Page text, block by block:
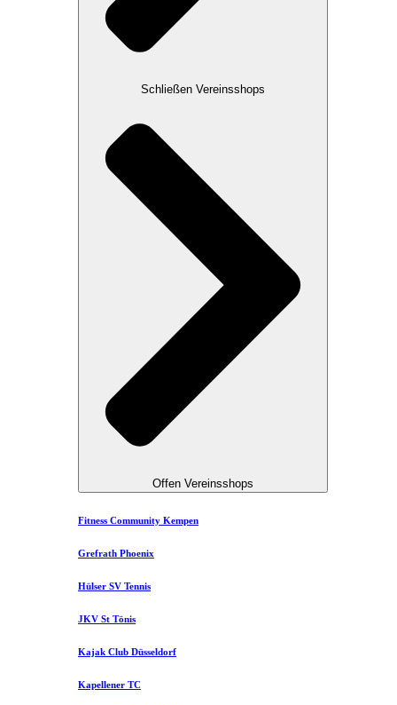
Schließen Vereinsshops
Offen Vereinsshops
Fitness Community Kempen
Grefrath Phoenix
Hülser SV Tennis
JKV St Tönis
Kajak Club Düsseldorf
Kapellener TC